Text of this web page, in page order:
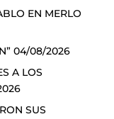
EN MERLO
04/08/2026
A LOS
SUS